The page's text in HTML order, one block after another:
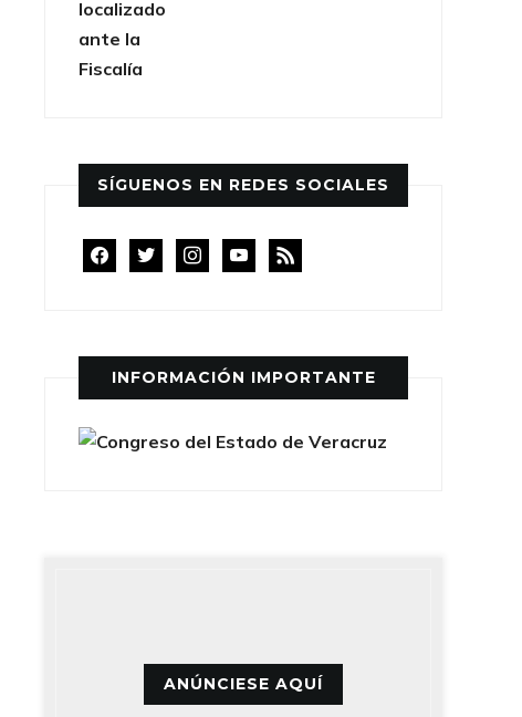
SÍGUENOS EN REDES SOCIALES
facebooktwitterinstagramyoutube
rss
INFORMACIÓN IMPORTANTE
ANÚNCIESE AQUÍ